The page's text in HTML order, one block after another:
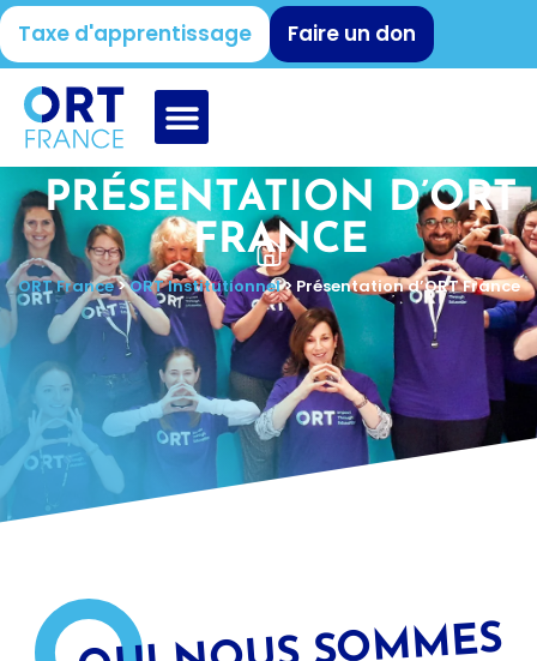
Taxe d'apprentissage Faire un don
PRÉSENTATION D’ORT
FRANCE
ORT France>ORT Institutionnel> Présentation d’ORT France